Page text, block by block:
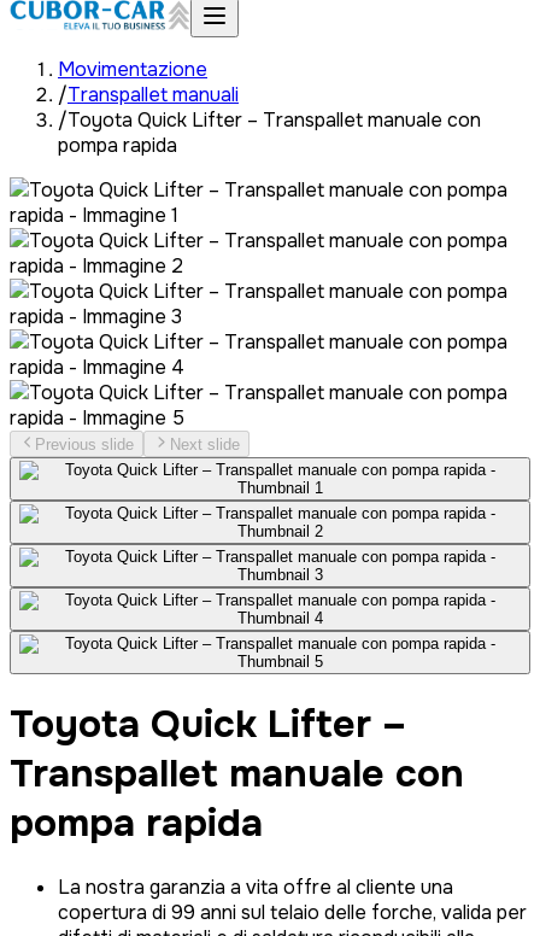
Movimentazione
/Transpallet manuali
/Toyota Quick Lifter – Transpallet manuale con
pompa rapida
Previous slide Next slide
Toyota Quick Lifter –
Transpallet manuale con
pompa rapida
La nostra garanzia a vita offre al cliente una
copertura di 99 anni sul telaio delle forche, valida per